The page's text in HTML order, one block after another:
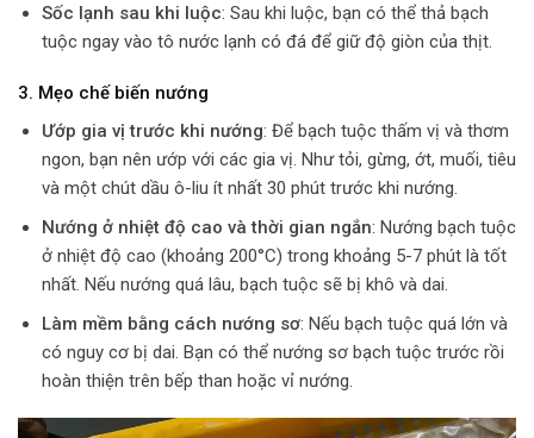
Sốc lạnh sau khi luộc: Sau khi luộc, bạn có thể thả bạch
tuộc ngay vào tô nước lạnh có đá để giữ độ giòn của thịt.
3. Mẹo chế biến nướng
Ướp gia vị trước khi nướng: Để bạch tuộc thấm vị và thơm
ngon, bạn nên ướp với các gia vị. Như tỏi, gừng, ớt, muối, tiêu
và một chút dầu ô-liu ít nhất 30 phút trước khi nướng.
Nướng ở nhiệt độ cao và thời gian ngắn: Nướng bạch tuộc
ở nhiệt độ cao (khoảng 200°C) trong khoảng 5-7 phút là tốt
nhất. Nếu nướng quá lâu, bạch tuộc sẽ bị khô và dai.
Làm mềm bằng cách nướng sơ: Nếu bạch tuộc quá lớn và
có nguy cơ bị dai. Bạn có thể nướng sơ bạch tuộc trước rồi
hoàn thiện trên bếp than hoặc vỉ nướng.